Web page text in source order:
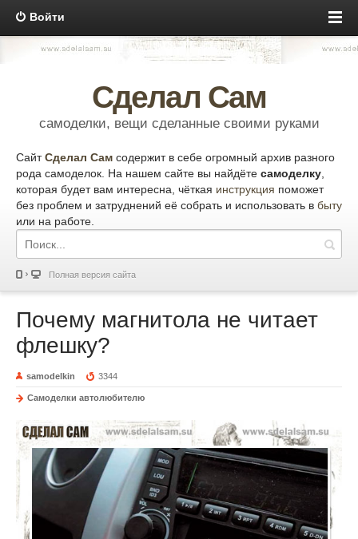
Войти
Сделал Сам
самоделки, вещи сделанные своими руками
СайтСделал Сам содержит в себе огромный архив разного
рода самоделок. На нашем сайте вы найдёте самоделку
которая будет вам интересна, чёткая инструкция поможет
без проблем и затруднений её собрать и использовать в быту
или на работе.
Полная версия сайта
Почему магнитола не читает
флешку?
samodelkin 3344
Самоделки автолюбителю